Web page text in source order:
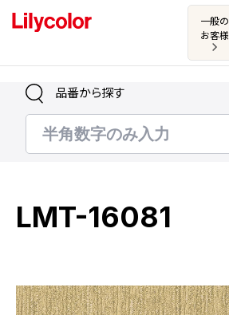
一般の
お客様
ログイン・新規会員登録
お気に入り
商品を探す
品番から探す
LMT-16081